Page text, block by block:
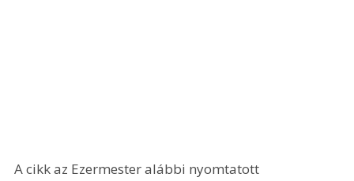
A cikk az Ezermester alábbi nyomtatott